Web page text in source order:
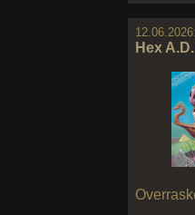
12.06.2026:
Hex